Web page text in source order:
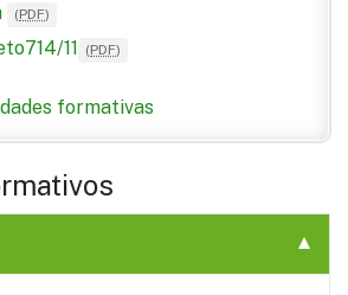
(PDF)
11 (PDF)
formativas